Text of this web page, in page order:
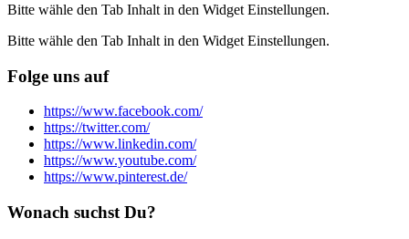
Bitte wähle den Tab Inhalt in den Widget Einstellungen.
Bitte wähle den Tab Inhalt in den Widget Einstellungen.
Folge uns auf
https://www.facebook.com/
https://twitter.com/
https://www.linkedin.com/
https://www.youtube.com/
https://www.pinterest.de/
Wonach suchst Du?